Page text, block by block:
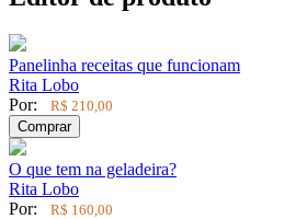
Panelinha receitas que funcionam
Rita Lobo
Por:
R$ 210,00
Comprar
O que tem na geladeira?
Rita Lobo
Por:
R$ 160,00